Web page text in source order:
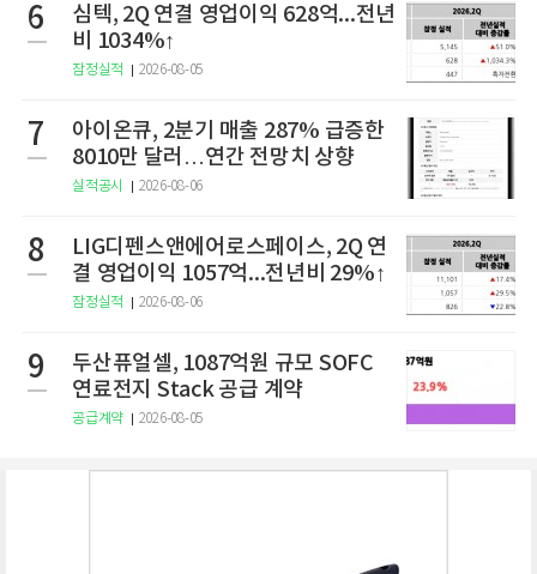
6
심텍, 2Q 연결 영업이익 628억...전년
비 1034%↑
잠정실적 2026-08-05
7
아이온큐, 2분기 매출 287% 급증한
8010만 달러…연간 전망치 상향
실적공시 2026-08-06
8
LIG디펜스앤에어로스페이스, 2Q 연
결 영업이익 1057억...전년비 29%↑
잠정실적 2026-08-06
9
두산퓨얼셀, 1087억원 규모 SOFC
연료전지 Stack 공급 계약
공급계약 2026-08-05